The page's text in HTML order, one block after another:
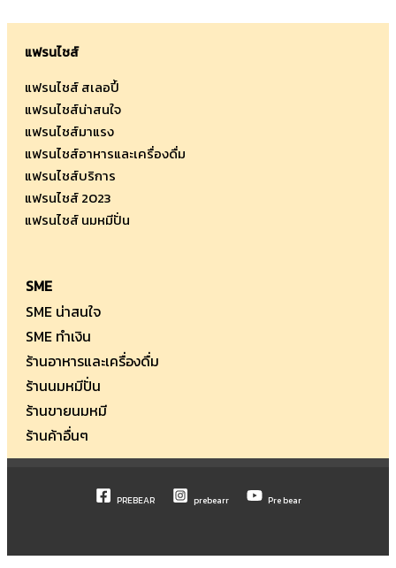
ย่าง
ห้า
ราคา
ทำ
แล้ว
ได้
กำไล
เยอะ
ไหม
แฟรนไชส์
แฟรนไชส์ สเลอปี้
แฟรนไชส์น่าสนใจ
แฟรนไชส์มาแรง
แฟรนไชส์อาหารและเครื่องดื่ม
แฟรนไชส์บริการ
แฟรนไชส์ 2023
แฟรนไชส์ นมหมีปั่น
SME
SME น่าสนใจ
SME ทำเงิน
ร้านอาหารและเครื่องดื่ม
ร้านนมหมีปั่น
ร้านขายนมหมี
ร้านค้าอื่นๆ
PREBEAR prebearr Pre bear